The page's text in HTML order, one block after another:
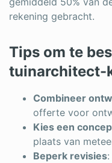
rekening gebracht.
Tips om te
tuinarchitect-
Combineer
offerte voor
Kies een
plaats van
Beperk revisies